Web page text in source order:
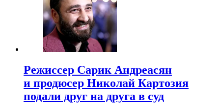
Режиссер Сарик Андреасян
и продюсер Николай Картозия
подали друг на друга в суд